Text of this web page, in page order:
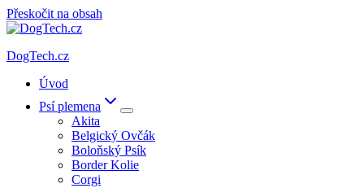
Přeskočit na obsah
DogTech.cz
Úvod
Psí plemena
Akita
Belgický Ovčák
Boloňský Psík
Border Kolie
Corgi